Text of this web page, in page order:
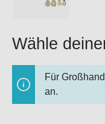
Wähle
Für
an.